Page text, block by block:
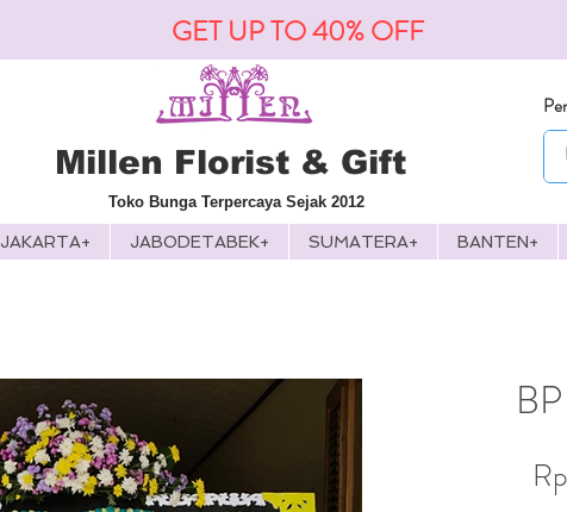
GET UP TO 40% OFF
Millen Florist & Gift
Toko Bunga Terpercaya Sejak 2012
JAKARTA+ JABODETABEK+ SUMATERA+ BANTEN+